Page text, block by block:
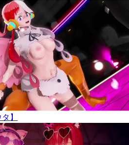
】